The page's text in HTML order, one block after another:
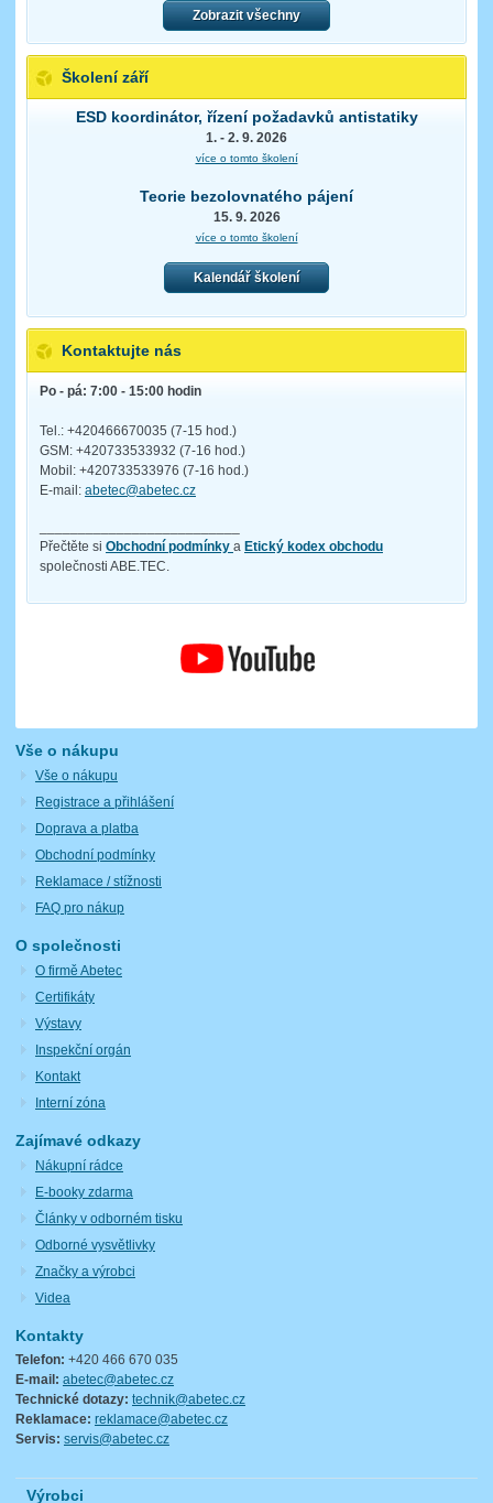
Zobrazit všechny
Školení září
ESD koordinátor, řízení požadavků antistatiky
1. - 2. 9. 2026
více o tomto školení
Teorie bezolovnatého pájení
15. 9. 2026
více o tomto školení
Kalendář školení
Kontaktujte nás
Po - pá: 7:00 - 15:00 hodin
Tel.: +420466670035 (7-15 hod.)
GSM: +420733533932 (7-16 hod.)
Mobil: +420733533976 (7-16 hod.)
E-mail: abetec@abetec.cz
Přečtěte si Obchodní podmínky a Etický kodex obchodu
společnosti ABE.TEC.
Vše o nákupu
Vše o nákupu
Registrace a přihlášení
Doprava a platba
Obchodní podmínky
Reklamace / stížnosti
FAQ pro nákup
O společnosti
O firmě Abetec
Certifikáty
Výstavy
Inspekční orgán
Kontakt
Interní zóna
Zajímavé odkazy
Nákupní rádce
E-booky zdarma
Články v odborném tisku
Odborné vysvětlivky
Značky a výrobci
Videa
Kontakty
Telefon: +420 466 670 035
E-mail: abetec@abetec.cz
Technické dotazy: technik@abetec.cz
Reklamace: reklamace@abetec.cz
Servis: servis@abetec.cz
Výrobci